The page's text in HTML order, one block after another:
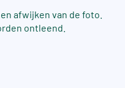
afwijken van de foto.
ontleend.